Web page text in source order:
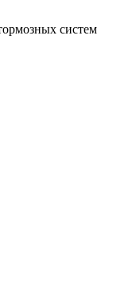
систем